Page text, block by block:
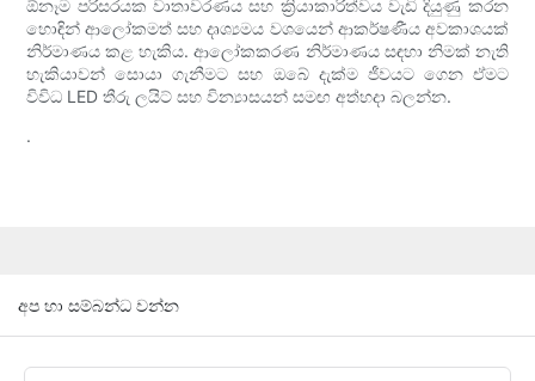
ඕනෑම පරිසරයක වාතාවරණය සහ ක්‍රියාකාරිත්වය වැඩි දියුණු කරන
හොඳින් ආලෝකමත් සහ දෘශ්‍යමය වශයෙන් ආකර්ෂණීය අවකාශයක්
නිර්මාණය කළ හැකිය. ආලෝකකරණ නිර්මාණය සඳහා නිමක් නැති
හැකියාවන් සොයා ගැනීමට සහ ඔබේ දැක්ම ජීවයට ගෙන ඒමට
විවිධ LED තීරු ලයිට් සහ වින්‍යාසයන් සමඟ අත්හදා බලන්න.
.
අප හා සම්බන්ධ වන්න